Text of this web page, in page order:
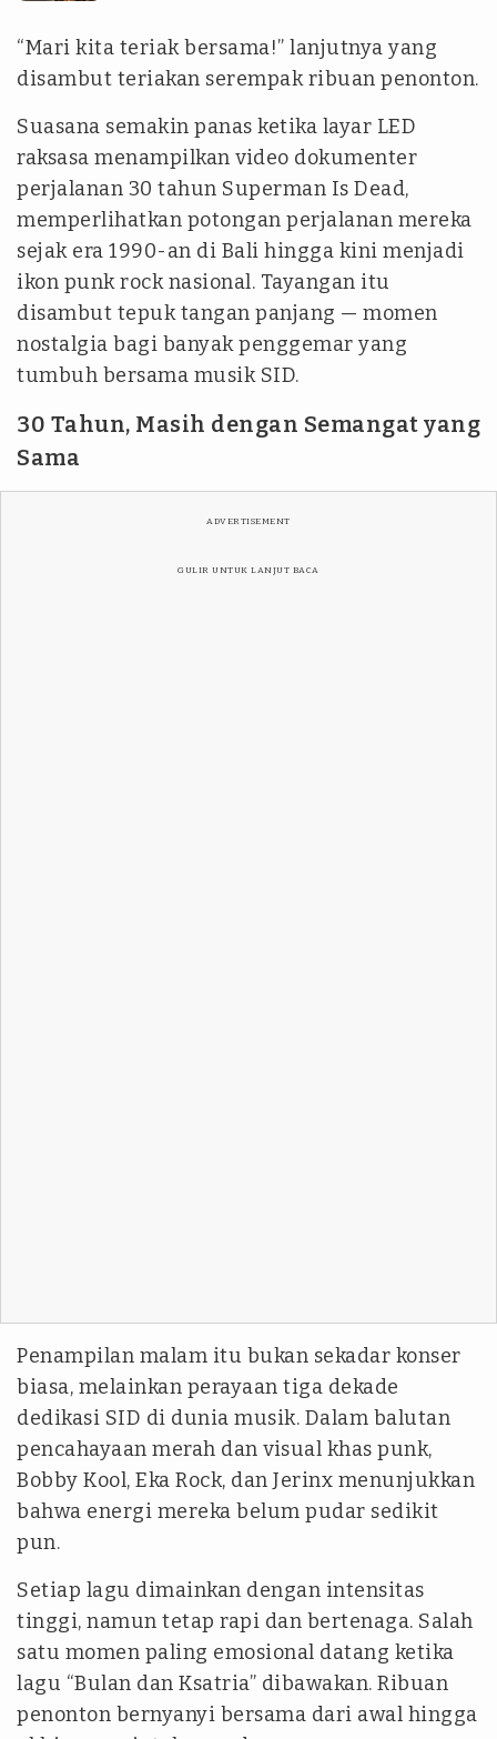
“Mari kita teriak bersama!” lanjutnya yang
disambut teriakan serempak ribuan penonton.
Suasana semakin panas ketika layar LED
raksasa menampilkan video dokumenter
perjalanan 30 tahun Superman Is Dead,
memperlihatkan potongan perjalanan mereka
sejak era 1990-an di Bali hingga kini menjadi
ikon punk rock nasional. Tayangan itu
disambut tepuk tangan panjang — momen
nostalgia bagi banyak penggemar yang
tumbuh bersama musik SID.
30 Tahun, Masih dengan Semangat yang
Sama
ADVERTISEMENT
GULIR UNTUK LANJUT BACA
Penampilan malam itu bukan sekadar konser
biasa, melainkan perayaan tiga dekade
dedikasi SID di dunia musik. Dalam balutan
pencahayaan merah dan visual khas punk,
Bobby Kool, Eka Rock, dan Jerinx menunjukkan
bahwa energi mereka belum pudar sedikit
pun.
Setiap lagu dimainkan dengan intensitas
tinggi, namun tetap rapi dan bertenaga. Salah
satu momen paling emosional datang ketika
lagu “Bulan dan Ksatria” dibawakan. Ribuan
penonton bernyanyi bersama dari awal hingga